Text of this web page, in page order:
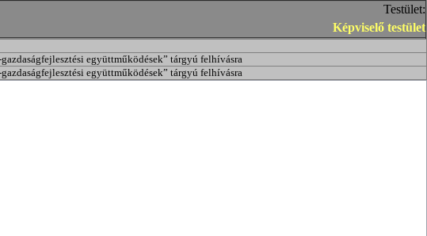
Testület:
Képviselő testület
együttműködések” tárgyú felhívásra
együttműködések” tárgyú felhívásra